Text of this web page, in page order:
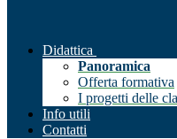
Didattica
Panoramica
Offerta formativa
I progetti delle
Info utili
Contatti